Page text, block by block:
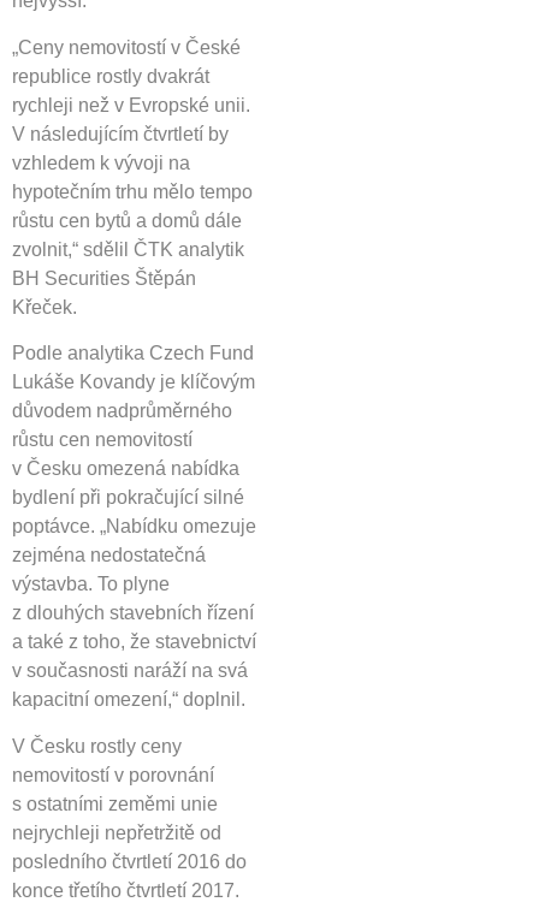
„Ceny nemovitostí v České
republice rostly dvakrát
rychleji než v Evropské unii.
V následujícím čtvrtletí by
vzhledem k vývoji na
hypotečním trhu mělo tempo
růstu cen bytů a domů dále
zvolnit,“ sdělil ČTK analytik
BH Securities Štěpán
Křeček.
Podle analytika Czech Fund
Lukáše Kovandy je klíčovým
důvodem nadprůměrného
růstu cen nemovitostí
v Česku omezená nabídka
bydlení při pokračující silné
poptávce. „Nabídku omezuje
zejména nedostatečná
výstavba. To plyne
z dlouhých stavebních řízení
a také z toho, že stavebnictví
v současnosti naráží na svá
kapacitní omezení,“ doplnil.
V Česku rostly ceny
nemovitostí v porovnání
s ostatními zeměmi unie
nejrychleji nepřetržitě od
posledního čtvrtletí 2016 do
konce třetího čtvrtletí 2017.